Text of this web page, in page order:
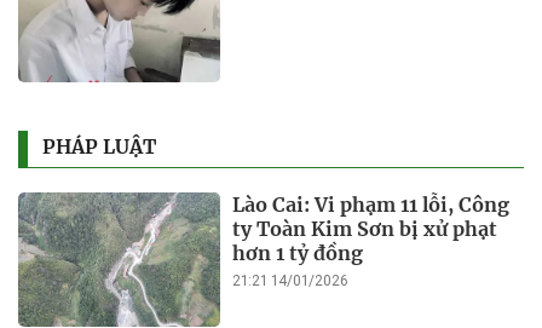
PHÁP LUẬT
Lào Cai: Vi phạm 11 lỗi, Công
ty Toàn Kim Sơn bị xử phạt
hơn 1 tỷ đồng
21:21 14/01/2026